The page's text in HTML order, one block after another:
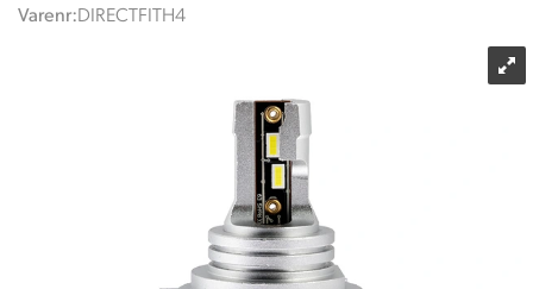
Varenr:DIRECTFITH4